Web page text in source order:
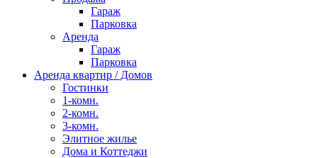
Гараж
Парковка
Аренда
Гараж
Парковка
Аренда квартир / Домов
Гостинки
1-комн.
2-комн.
3-комн.
Элитное жилье
Дома и Коттеджи